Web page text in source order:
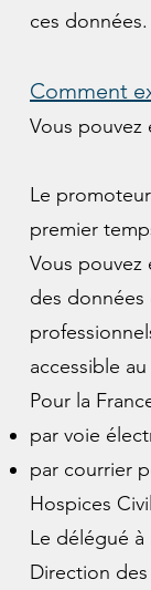
ces données.
Comment
Vous pouvez
Le
premier
Vous
des
accessible
Pour la
par voie
par courrier
Hospices
Le délégué
Direction